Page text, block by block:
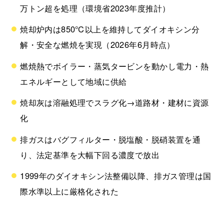
万トン超を処理（環境省2023年度推計）
焼却炉内は850℃以上を維持してダイオキシン分
解・安全な燃焼を実現（2026年6月時点）
燃焼熱でボイラー・蒸気タービンを動かし電力・熱
エネルギーとして地域に供給
焼却灰は溶融処理でスラグ化→道路材・建材に資源
化
排ガスはバグフィルター・脱塩酸・脱硝装置を通
り、法定基準を大幅下回る濃度で放出
1999年のダイオキシン法整備以降、排ガス管理は国
際水準以上に厳格化された